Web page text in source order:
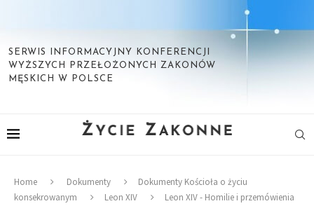
SERWIS INFORMACYJNY KONFERENCJI
WYŻSZYCH PRZEŁOŻONYCH ZAKONÓW
MĘSKICH W POLSCE
Home Dokumenty
Dokumenty Kościoła o życiu
konsekrowanym
Leon XIV
Leon XIV - Homilie i przemówienia